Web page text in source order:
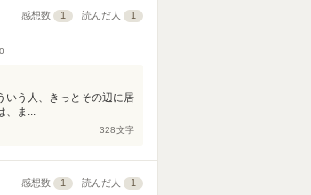
感想数 1 読んだ人 1
いう人、きっとその辺に居
、ま...
328文字
感想数 1 読んだ人 1